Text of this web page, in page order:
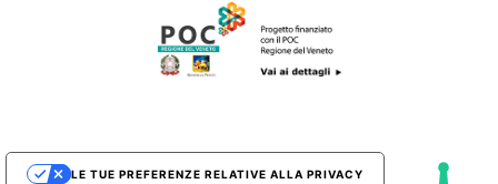
LE TUE PREFERENZE RELATIVE ALLA PRIVACY